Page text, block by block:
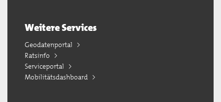
Weitere Services
Geodatenportal
Ratsinfo
Serviceportal
Mobilitätsdashboard